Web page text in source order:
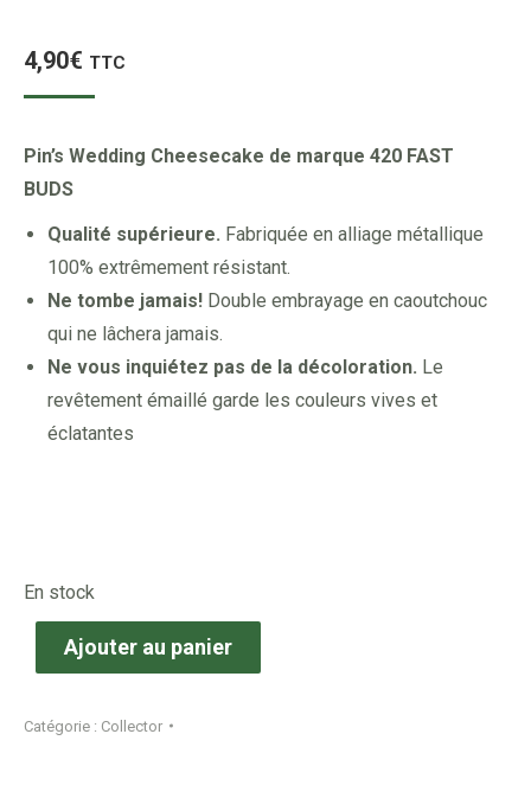
4,90€ TTC
Pin’s Wedding Cheesecake de marque 420 FAST
BUDS
Qualité supérieure. Fabriquée en alliage métallique
100% extrêmement résistant.
Ne tombe jamais! Double embrayage en caoutchouc
qui ne lâchera jamais.
Ne vous inquiétez pas de la décoloration. Le
revêtement émaillé garde les couleurs vives et
éclatantes
En stock
Ajouter au panier
Catégorie : Collector